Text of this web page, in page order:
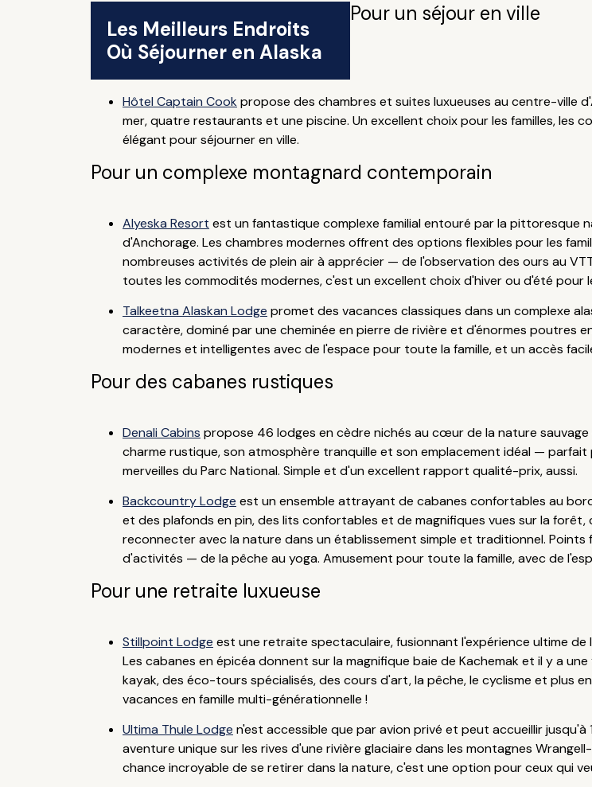
Les Meilleurs Endroits
Où Séjourner en Alaska
Pour un séjour en ville
Hôtel Captain Cookpropose des chambres et suites luxueuses au centre-ville
mer, quatre restaurants et une piscine. Un excellent choix pour les familles, les
élégant pour séjourner en ville.
Pour un complexe montagnard contemporain
Alyeska Resort est un fantastique complexe familial entouré par la pittoresque
d'Anchorage. Les chambres modernes offrent des options flexibles pour les
nombreuses activités de plein air à apprécier — de l'observation des ours au
toutes les commodités modernes, c'est un excellent choix d'hiver ou d'été pour
Talkeetna Alaskan Lodge promet des vacances classiques dans un complexe
caractère, dominé par une cheminée en pierre de rivière et d'énormes poutres
modernes et intelligentes avec de l'espace pour toute la famille, et un accès
Pour des cabanes rustiques
Denali Cabins propose 46 lodges en cèdre nichés au cœur de la nature
charme rustique, son atmosphère tranquille et son emplacement idéal —
merveilles du Parc National. Simple et d'un excellent rapport qualité-prix, aussi.
Backcountry Lodge est un ensemble attrayant de cabanes confortables au
et des plafonds en pin, des lits confortables et de magnifiques vues sur la
reconnecter avec la nature dans un établissement simple et traditionnel. Points
d'activités — de la pêche au yoga. Amusement pour toute la famille, avec de
Pour une retraite luxueuse
Stillpoint Lodge est une retraite spectaculaire, fusionnant l'expérience ultime
Les cabanes en épicéa donnent sur la magnifique baie de Kachemak et il y a
kayak, des éco-tours spécialisés, des cours d'art, la pêche, le cyclisme et plus
vacances en famille multi-générationnelle !
Ultima Thule Lodge n'est accessible que par avion privé et peut accueillir
aventure unique sur les rives d'une rivière glaciaire dans les montagnes
chance incroyable de se retirer dans la nature, c'est une option pour ceux qui